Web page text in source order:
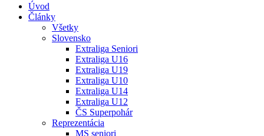
Úvod
Články
Všetky
Slovensko
Extraliga Seniori
Extraliga U16
Extraliga U19
Extraliga U10
Extraliga U14
Extraliga U12
ČS Superpohár
Reprezentácia
MS seniori